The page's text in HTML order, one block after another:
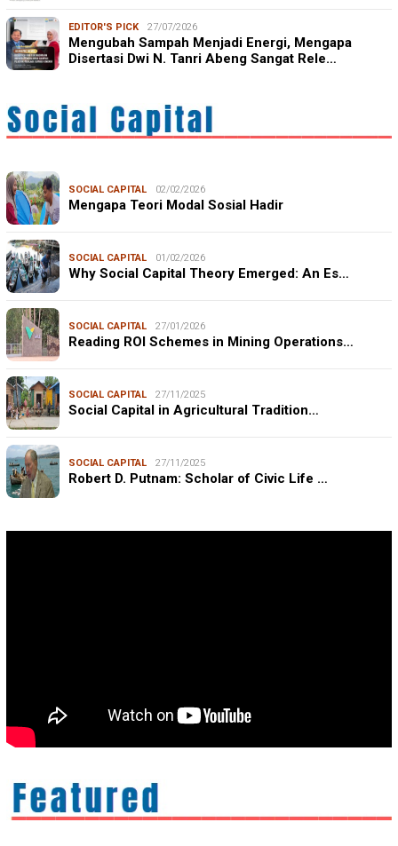
EDITOR'S PICK 27/07/2026
Mengubah Sampah Menjadi Energi, Mengapa
Disertasi Dwi N. Tanri Abeng Sangat Rele…
SOCIAL CAPITAL 02/02/2026
Mengapa Teori Modal Sosial Hadir
SOCIAL CAPITAL 01/02/2026
Why Social Capital Theory Emerged: An Es…
SOCIAL CAPITAL 27/01/2026
Reading ROI Schemes in Mining Operations…
SOCIAL CAPITAL 27/11/2025
Social Capital in Agricultural Tradition…
SOCIAL CAPITAL 27/11/2025
Robert D. Putnam: Scholar of Civic Life …